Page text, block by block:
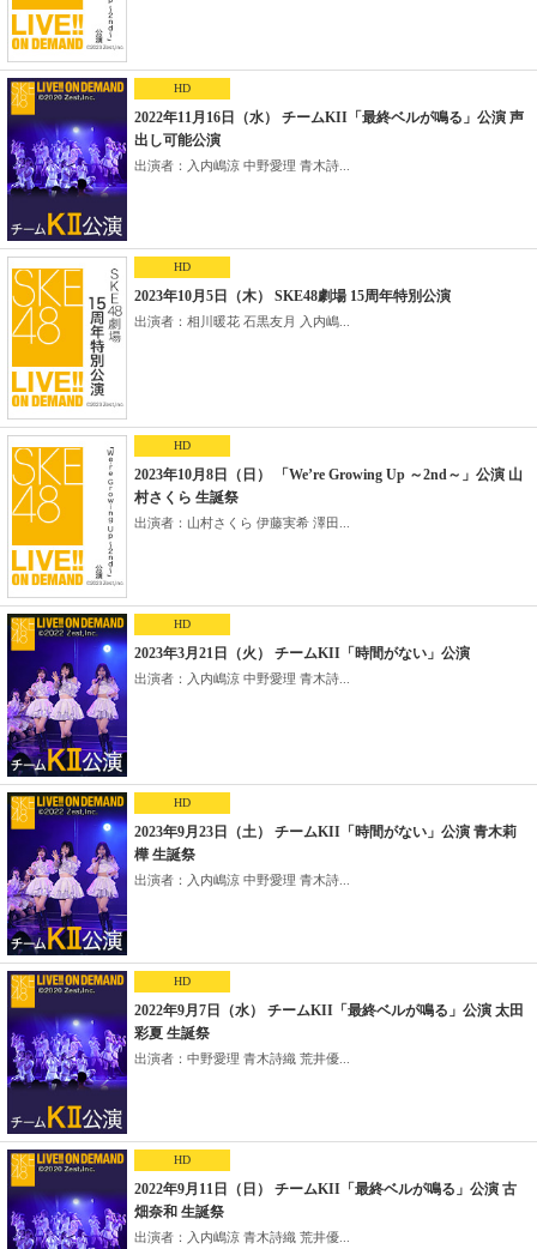
HD
2022年11月16日（水） チームKII「最終ベルが鳴る」公演 声
出し可能公演
出演者：入内嶋涼 中野愛理 青木詩...
HD
2023年10月5日（木） SKE48劇場 15周年特別公演
出演者：相川暖花 石黒友月 入内嶋...
HD
2023年10月8日（日） 「We’re Growing Up ～2nd～」公演 山
村さくら 生誕祭
出演者：山村さくら 伊藤実希 澤田...
HD
2023年3月21日（火） チームKII「時間がない」公演
出演者：入内嶋涼 中野愛理 青木詩...
HD
2023年9月23日（土） チームKII「時間がない」公演 青木莉
樺 生誕祭
出演者：入内嶋涼 中野愛理 青木詩...
HD
2022年9月7日（水） チームKII「最終ベルが鳴る」公演 太田
彩夏 生誕祭
出演者：中野愛理 青木詩織 荒井優...
HD
2022年9月11日（日） チームKII「最終ベルが鳴る」公演 古
畑奈和 生誕祭
出演者：入内嶋涼 青木詩織 荒井優...